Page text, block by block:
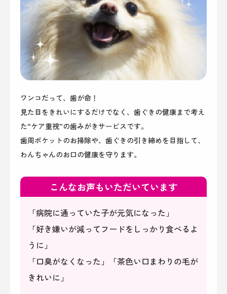
ワンコだって、歯が命！
見た目をきれいにするだけでなく、歯ぐきの健康まで考え
た“ケア重視”の歯みがきサービスです。
歯周ポケットのお掃除や、歯ぐきの引き締めを目指して、
わんちゃんのお口の健康を守ります。
こんなお声もいただいています
「病院に通っていた子が元気になった」
「好き嫌いが減ってフードをしっかり食べるよ
うに」
「口臭がなくなった」「茶色い口まわりの毛が
きれいに」